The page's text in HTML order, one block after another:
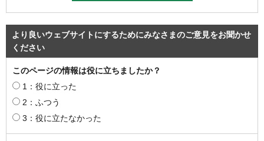
より良いウェブサイトにするためにみなさまのご意見をお聞かせ
ください
このページの情報は役に立ちましたか？
1：役に立った
2：ふつう
3：役に立たなかった